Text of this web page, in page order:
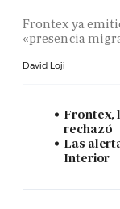
Frontex ya
«presencia
David Loji
Frontex,
rechazó
Las
Interior